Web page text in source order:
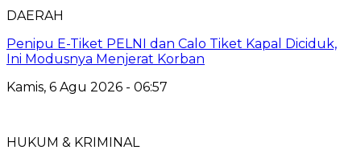
DAERAH
Penipu E-Tiket PELNI dan Calo Tiket Kapal Diciduk,
Ini Modusnya Menjerat Korban
Kamis, 6 Agu 2026 - 06:57
HUKUM & KRIMINAL